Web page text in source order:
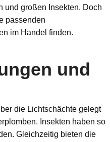
und großen Insekten. Doch
passenden
im Handel finden.
und
die Lichtschächte gelegt
Insekten haben so
Gleichzeitig bieten die